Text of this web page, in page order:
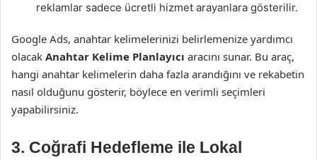
reklamlar sadece ücretli hizmet arayanlara gösterilir.
Google Ads, anahtar kelimelerinizi belirlemenize yardımcı
olacak Anahtar Kelime Planlayıcı aracını sunar. Bu araç,
hangi anahtar kelimelerin daha fazla arandığını ve rekabetin
nasıl olduğunu gösterir, böylece en verimli seçimleri
yapabilirsiniz.
3. Coğrafi Hedefleme ile Lokal